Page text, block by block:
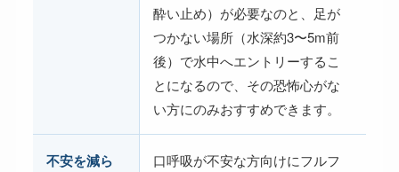
酔い止め）が必要なのと、足が
つかない場所（水深約3〜5m前
後）で水中へエントリーするこ
とになるので、その恐怖心がな
い方にのみおすすめできます。
不安を減ら
口呼吸が不安な方向けにフルフ